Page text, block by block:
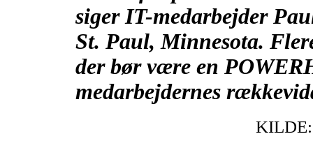
siger IT-medarbejder
St. Paul, Minnesota.
der bør være en
medarbejdernes
KILDE: